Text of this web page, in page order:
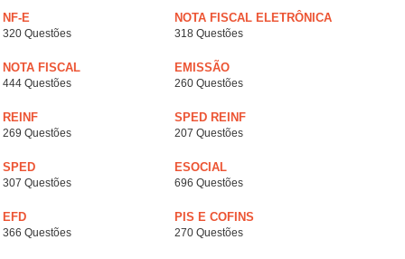
NF-E
320 Questões
NOTA FISCAL ELETRÔNICA
318 Questões
NOTA FISCAL
444 Questões
EMISSÃO
260 Questões
REINF
269 Questões
SPED REINF
207 Questões
SPED
307 Questões
ESOCIAL
696 Questões
EFD
366 Questões
PIS E COFINS
270 Questões